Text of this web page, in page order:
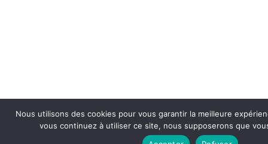
Nous utilisons des cookies pour vous garantir la meilleure
vous continuez à utiliser ce site, nous supposerons que